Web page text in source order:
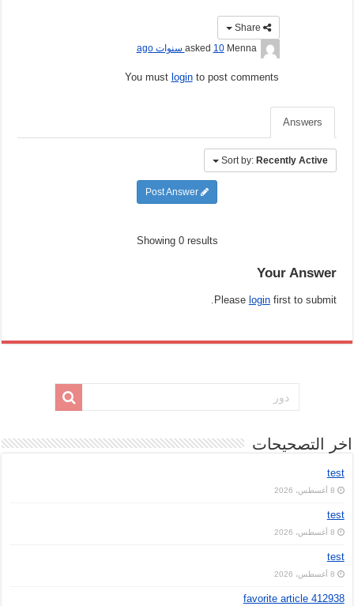
Menna
asked10 سنوات ago
You must loginto post comments
Answers
Sort by: Recently Active
Showing 0 results
Your Answer
Please loginfirst to submit.
اخر التصحيحات
test
8 أغسطس، 2026
test
8 أغسطس، 2026
test
8 أغسطس، 2026
favorite article 412938